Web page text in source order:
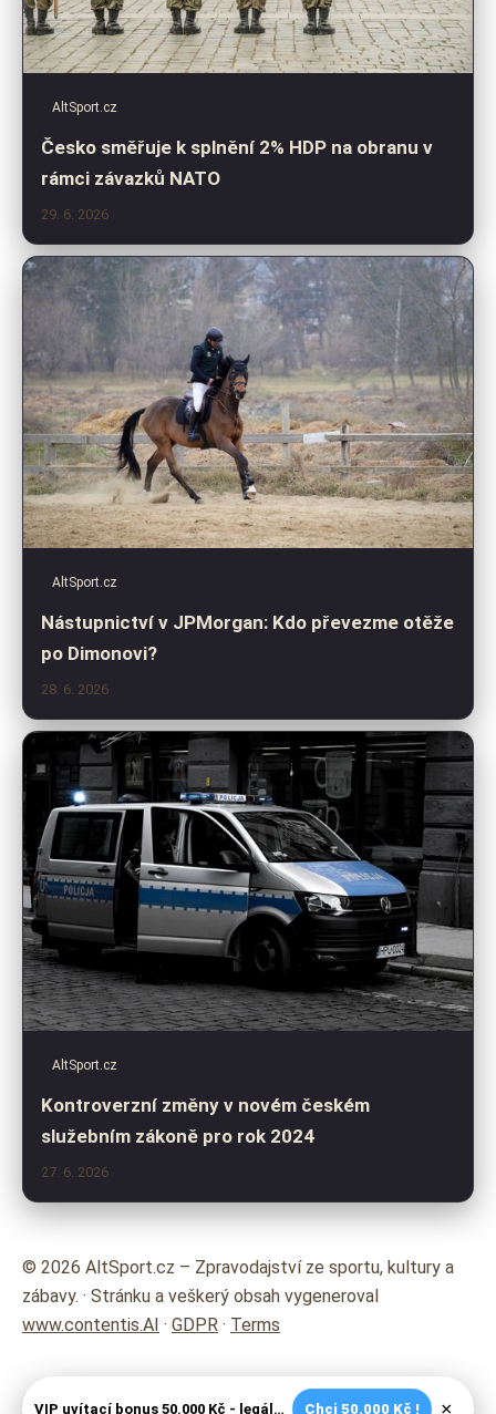
AltSport.cz
Česko směřuje k splnění 2% HDP na obranu v
rámci závazků NATO
29. 6. 2026
AltSport.cz
Nástupnictví v JPMorgan: Kdo převezme otěže
po Dimonovi?
28. 6. 2026
AltSport.cz
Kontroverzní změny v novém českém
služebním zákoně pro rok 2024
27. 6. 2026
© 2026 AltSport.cz – Zpravodajství ze sportu, kultury a
zábavy. · Stránku a veškerý obsah vygeneroval
www.contentis.AI · GDPR · Terms
VIP uvítací bonus 50.000 Kč - legální české kasíno Chci 50.000 Kč ! ×